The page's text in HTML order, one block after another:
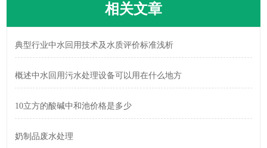
相关文章
典型行业中水回用技术及水质评价标准浅析
概述中水回用污水处理设备可以用在什么地方
10立方的酸碱中和池价格是多少
奶制品废水处理